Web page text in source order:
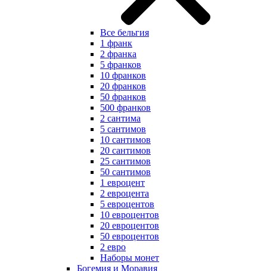
Все бельгия
1 франк
2 франка
5 франков
10 франков
20 франков
50 франков
500 франков
2 сантима
5 сантимов
10 сантимов
20 сантимов
25 сантимов
50 сантимов
1 евроцент
2 евроцента
5 евроцентов
10 евроцентов
20 евроцентов
50 евроцентов
2 евро
Наборы монет
Богемия и Моравия